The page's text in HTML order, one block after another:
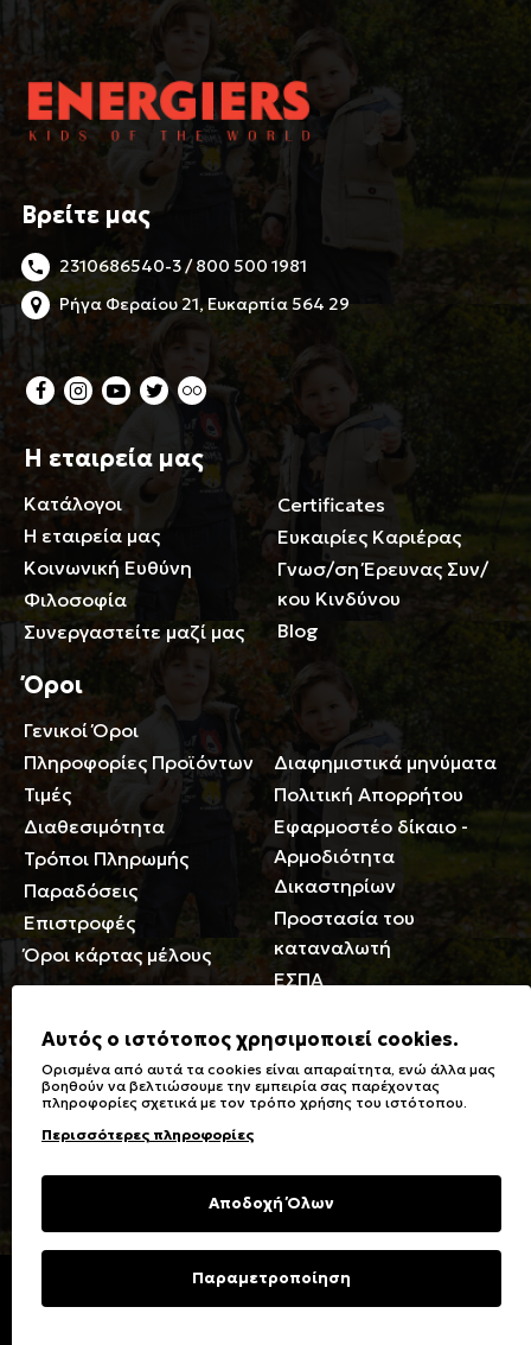
Βρείτε μας
2310686540-3 / 800 500 1981
Ρήγα Φεραίου 21, Ευκαρπία 564 29
Η εταιρεία μας
Κατάλογοι
Η εταιρεία μας
Κοινωνική Ευθύνη
Φιλοσοφία
Συνεργαστείτε μαζί μας
Certificates
Ευκαιρίες Καριέρας
Γνωσ/ση Έρευνας Συν/
κου Κινδύνου
Blog
Όροι
Γενικοί Όροι
Πληροφορίες Προϊόντων
Τιμές
Διαθεσιμότητα
Τρόποι Πληρωμής
Παραδόσεις
Επιστροφές
Όροι κάρτας μέλους
Περιορισμοί ευθύνης
Διαφημιστικά μηνύματα
Πολιτική Απορρήτου
Εφαρμοστέο δίκαιο -
Αρμοδιότητα
Δικαστηρίων
Προστασία του
καταναλωτή
ΕΣΠΑ
Γενικά
Καταστήματα
Ειδικές Εκπτώσεις ΑμΕΑ
Δωροκάρτες
Συχνές Ερωτήσεις
Φροντίδα Ρούχων
Σύμβολα πλύσης,
σιδερώματος
υφασμάτων
Επικοινωνία
Copyright © 2023 Energiers.gr
Αυτός ο ιστότοπος χρησιμοποιεί cookies.
Ορισμένα από αυτά τα cookies είναι απαραίτητα, ενώ άλλα μας
βοηθούν να βελτιώσουμε την εμπειρία σας παρέχοντας
πληροφορίες σχετικά με τον τρόπο χρήσης του ιστότοπου.
Περισσότερες πληροφορίες
Αποδοχή Όλων
Παραμετροποίηση